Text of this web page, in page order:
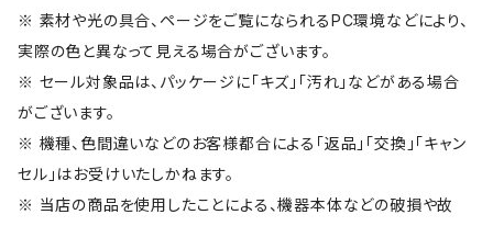
※ 素材や光の具合、ページをご覧になられるPC環境などにより、
実際の色と異なって見える場合がございます。
※ セール対象品は、パッケージに「キズ」「汚れ」などがある場合
がございます。
※ 機種、色間違いなどのお客様都合による「返品」「交換」「キャン
セル」はお受けいたしかねます。
※ 当店の商品を使用したことによる、機器本体などの破損や故